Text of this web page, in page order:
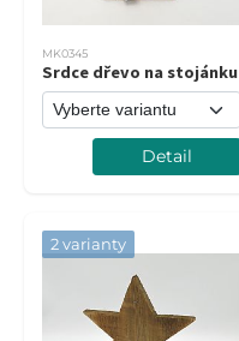
MK0345
Srdce dřevo na stojánku
Detail
2 varianty